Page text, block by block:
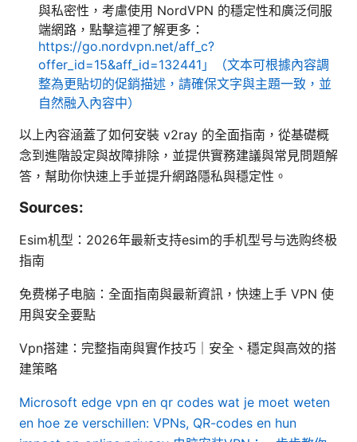
與私密性，考慮使用 NordVPN 的穩定性和廣泛伺服
端網路，點擊這裡了解更多：
https://go.nordvpn.net/aff_c?
offer_id=15&aff_id=132441」（文本可根據內容調
整為更貼切的促銷描述，請確保文字與主題一致，並
自然融入內容中）
以上內容涵蓋了如何安裝 v2ray 的全面指南，從基礎概
念到進階設定與故障排除，並提供實務建議與常見問題解
答，幫助你快速上手並提升網路隱私與穩定性。
Sources:
Esim机型：2026年最新支持esim的手机型号与选购终极
指南
免费梯子电脑：全面指南與最新資訊，快速上手 VPN 使
用與安全要點
Vpn搭建：完整指南與實作技巧｜安全、穩定與高效的搭
建策略
Microsoft edge vpn en qr codes wat je moet weten
en hoe ze verschillen: VPNs, QR-codes en hun